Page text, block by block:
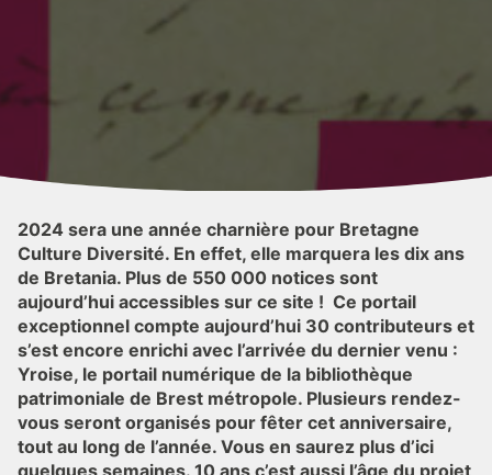
2024 sera une année charnière pour Bretagne
Culture Diversité. En effet, elle marquera les dix ans
de Bretania. Plus de 550 000 notices sont
aujourd’hui accessibles sur ce site ! Ce portail
exceptionnel compte aujourd’hui 30 contributeurs et
s’est encore enrichi avec l’arrivée du dernier venu :
Yroise, le portail numérique de la bibliothèque
patrimoniale de Brest métropole. Plusieurs rendez-
vous seront organisés pour fêter cet anniversaire,
tout au long de l’année. Vous en saurez plus d’ici
quelques semaines. 10 ans c’est aussi l’âge du projet